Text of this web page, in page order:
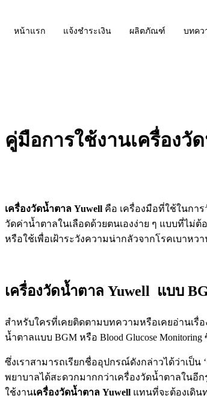
หน้าแรก แจ้งชำระเงิน ผลิตภัณฑ์ บทคว
คู่มือการใช้งานเครื่องวั
เครื่องวัดน้ำตาล Yuwell คือ เครื่องมือที่ใช้ในกา
วัดค่าน้ำตาลในเลือดด้วยตนเองง่าย ๆ แบบที่ไม่
หรือใช้เพื่อเฝ้าระวังความน่ากลัวจากโรคเบาหว
เครื่องวัดน้ำตาล Yuwell แบบ
สำหรับใครที่เคยติดตามบทความหรือเคยอ่านเรื่
น้ำตาลแบบ BGM หรือ Blood Glucose
ซึ่งเราสามารถเรียกชื่ออุปกรณ์ดังกล่าวได้ว่าเป็
พยาบาลได้สะดวกมากกว่าเครื่องวัดน้ำตาลในอี
ใช้งานเครื่องวัดน้ำตาล Yuwell แทนที่จะต้องเดิน